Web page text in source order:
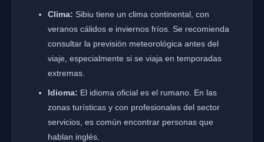
Clima: Sibiu tiene un clima continental, con
veranos cálidos e inviernos fríos. Se recomienda
consultar la previsión meteorológica antes del
viaje, especialmente si se viaja en temporadas
extremas.
Idioma: El idioma oficial es el rumano. En las
zonas turísticas y con profesionales del sector
servicios, es común encontrar personas que
hablan inglés.